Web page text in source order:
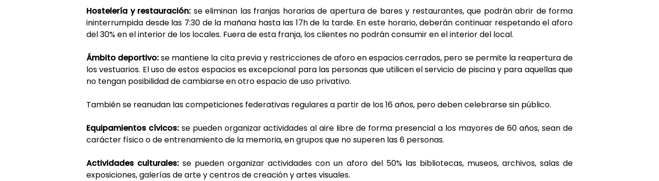
Hostelería y restauración: se eliminan las franjas horarias de apertura de bares y restaurantes, que podrán abrir de forma
ininterrumpida desde las 7:30 de la mañana hasta las 17h de la tarde. En este horario, deberán continuar respetando el aforo
del 30% en el interior de los locales. Fuera de esta franja, los clientes no podrán consumir en el interior del local.
Ámbito deportivo:se mantiene la cita previa y restricciones de aforo en espacios cerrados, pero se permite la reapertura de
los vestuarios. El uso de estos espacios es excepcional para las personas que utilicen el servicio de piscina y para aquellas que
no tengan posibilidad de cambiarse en otro espacio de uso privativo.
También se reanudan las competiciones federativas regulares a partir de los 16 años, pero deben celebrarse sin público.
Equipamientos cívicos:se pueden organizar actividades al aire libre de forma presencial a los mayores de 60 años, sean de
carácter físico o de entrenamiento de la memoria, en grupos que no superen las 6 personas.
Actividades culturales: se pueden organizar actividades con un aforo del 50% las bibliotecas, museos, archivos, salas de
exposiciones, galerías de arte y centros de creación y artes visuales.